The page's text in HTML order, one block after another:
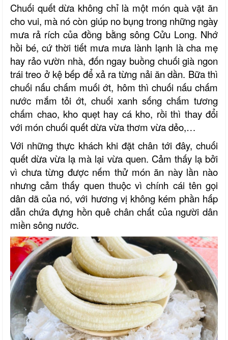
Chuối quết dừa không chỉ là một món quà vặt ăn
cho vui, mà nó còn giúp no bụng trong những ngày
mưa rả rích của đồng bằng sông Cửu Long. Nhớ
hồi bé, cứ thời tiết mưa mưa lành lạnh là cha mẹ
hay rảo vườn nhà, đốn ngay buồng chuối già ngon
trái treo ở kệ bếp để xả ra từng nải ăn dần. Bữa thì
chuối nấu chấm muối ớt, hôm thì chuối nấu chấm
nước mắm tỏi ớt, chuối xanh sống chấm tương
chấm chao, kho quẹt hay cá kho, rồi thì thay đổi
với món chuối quết dừa vừa thơm vừa dẻo,…
Với những thực khách khi đặt chân tới đây, chuối
quết dừa vừa lạ mà lại vừa quen. Cảm thấy lạ bởi
vì chưa từng được nếm thử món ăn này lần nào
nhưng cảm thấy quen thuộc vì chính cái tên gọi
dân dã của nó, với hương vị không kém phần hấp
dẫn chứa đựng hồn quê chân chất của người dân
miền sông nước.